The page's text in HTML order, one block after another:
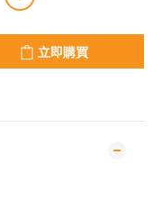
立即購買